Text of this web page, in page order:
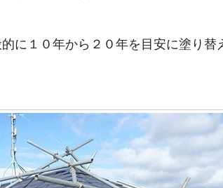
に１０年から２０年を目安に塗り替